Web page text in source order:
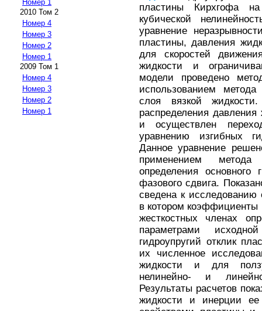
Номер 1
2010 Том 2
Номер 4
Номер 3
Номер 2
Номер 1
2009 Том 1
Номер 4
Номер 3
Номер 2
Номер 1
пластины Кирхгофа
кубической
уравнение
пластины, давления
для скоростей
жидкости и
модели проведено
использованием
слоя вязкой
распределения
и осуществлен
уравнению изгибных
Данное уравнение
применением метода
определения основного
фазового сдвига.
сведена к
в котором
жесткостных членах
параметрами
гидроупругий отклик
их численное
жидкости и для
нелинейно- и
Результаты расчетов
жидкости и инерции